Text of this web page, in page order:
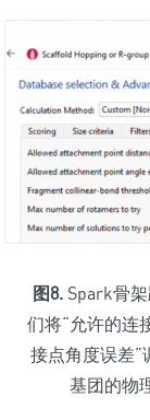
图8.Spark骨架
们将“允许的连
接点角度误差”
基团的物